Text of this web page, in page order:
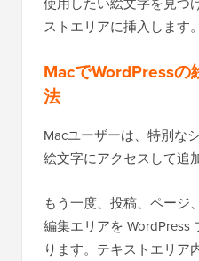
ストエリアに挿入します。
MacでWordPress
法
Macユーザーは、特別な
絵文字にアクセスして追
もう一度、投稿、ページ
編集エリアを WordPress
ります。テキストエリア